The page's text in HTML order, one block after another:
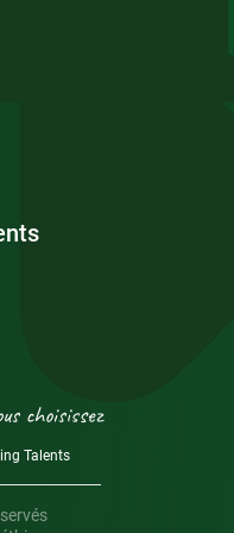
choisissez
Talents